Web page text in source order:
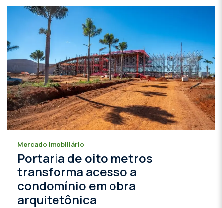
Mercado imobiliário
Portaria de oito metros
transforma acesso a
condomínio em obra
arquitetônica